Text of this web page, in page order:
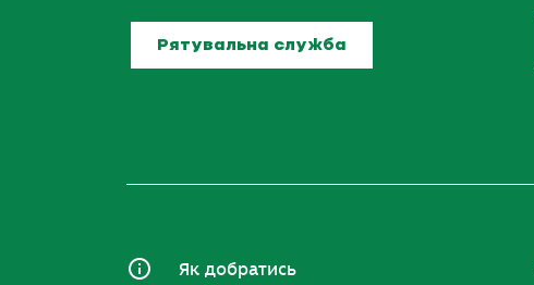
Рятувальна служба
Як добратись